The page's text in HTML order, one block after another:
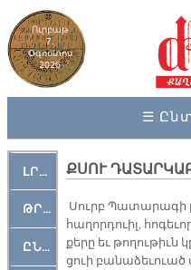
Ուրբաթ
7,
Օգոստոս
2026
☰
ԼՐԱՀՈՍ
ԹՐՔԱՀԱՅ ԿԵԱՆՔ
ԸՆԿԵՐԱՄՇԱԿՈՒԹԱՅԻՆ
ՔՍՈՒ
Սուրբ Պա­տա­րա­գի
հա­ղոր­դուիլ,
քե­րը եւ
ցուի